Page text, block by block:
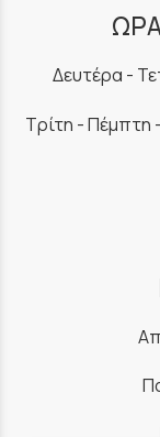
Δευτέρα -
Τρίτη - Πέμπτη